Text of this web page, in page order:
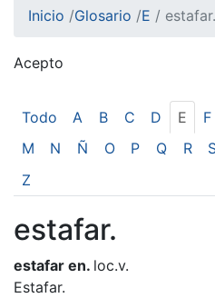
Inicio /Glosario /E / estafar.
Acepto
Esto nos ayuda a recolectar
Todo A B C D E F
M
N Ñ O P Q R
Z
estafar.
estafar en. loc.v.
Estafar.